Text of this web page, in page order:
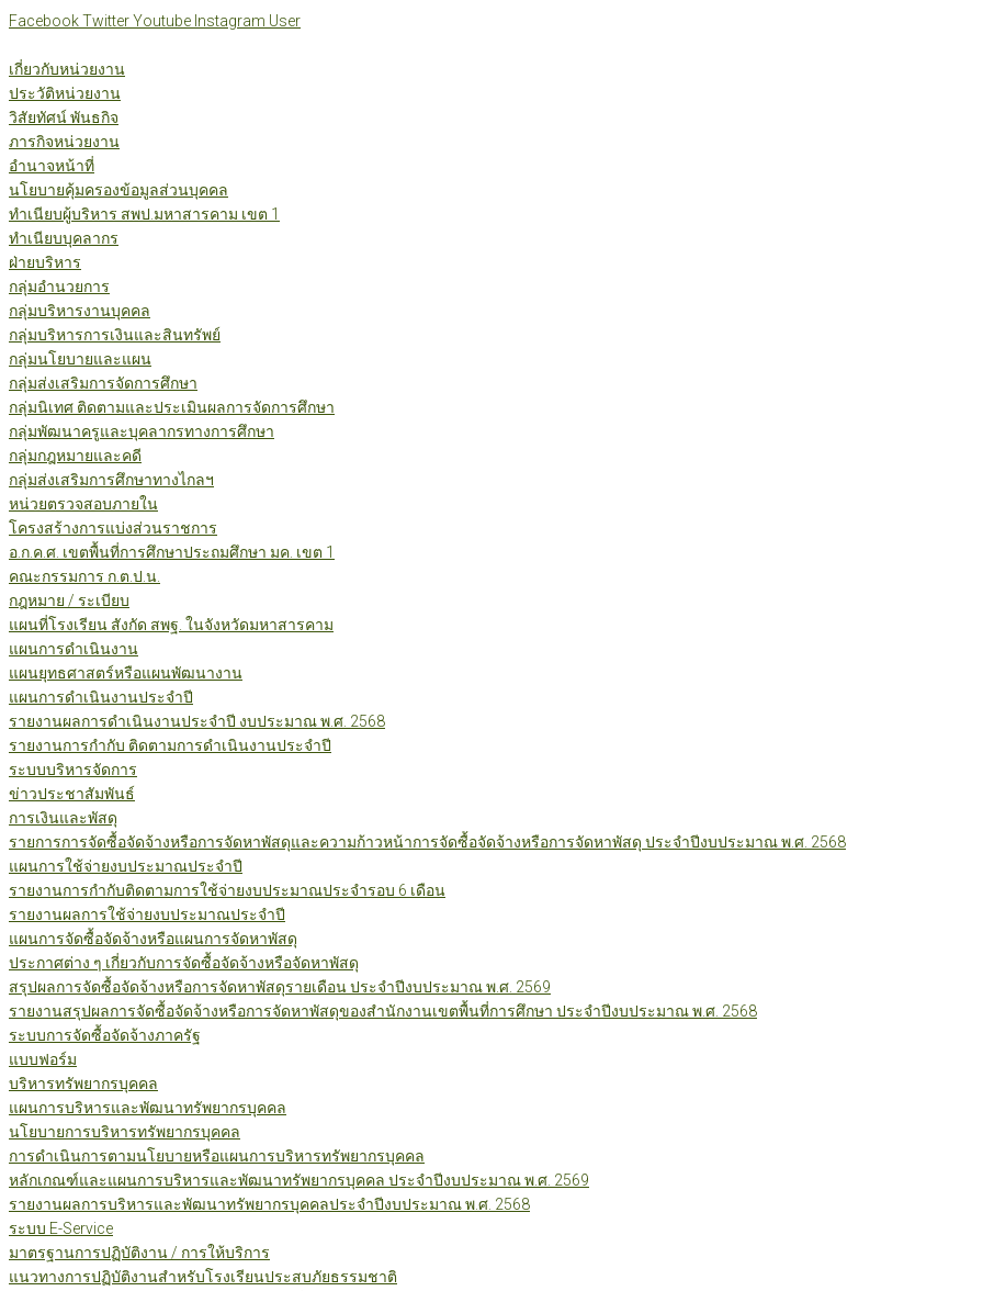
Skip
content
FacebookTwitterYoutube Instagram User
เกี่ยวกับหน่วยงาน
ประวัติหน่วยงาน
วิสัยทัศน์ พันธกิจ
ภารกิจหน่วยงาน
อำนาจหน้าที่
นโยบายคุ้มครองข้อมูลส่วนบุคคล
ทำเนียบผู้บริหาร สพป.มหาสารคาม เขต 1
ทำเนียบบุคลากร
ฝ่ายบริหาร
กลุ่มอำนวยการ
กลุ่มบริหารงานบุคคล
กลุ่มบริหารการเงินและสินทรัพย์
กลุ่มนโยบายและแผน
กลุ่มส่งเสริมการจัดการศึกษา
กลุ่มนิเทศ ติดตามและประเมินผลการจัดการศึกษา
กลุ่มพัฒนาครูและบุคลากรทางการศึกษา
กลุ่มกฎหมายและคดี
กลุ่มส่งเสริมการศึกษาทางไกลฯ
หน่วยตรวจสอบภายใน
โครงสร้างการแบ่งส่วนราชการ
อ.ก.ค.ศ. เขตพื้นที่การศึกษาประถมศึกษา มค. เขต 1
คณะกรรมการ ก.ต.ป.น.
กฎหมาย / ระเบียบ
แผนที่โรงเรียน สังกัด สพฐ. ในจังหวัดมหาสารคาม
แผนการดำเนินงาน
แผนยุทธศาสตร์หรือแผนพัฒนางาน
แผนการดำเนินงานประจำปี
รายงานผลการดำเนินงานประจำปี งบประมาณ พ.ศ. 2568
รายงานการกำกับ ติดตามการดำเนินงานประจำปี
ระบบบริหารจัดการ
ข่าวประชาสัมพันธ์
การเงินและพัสดุ
รายการการจัดซื้อจัดจ้างหรือการจัดหาพัสดุและความก้าวหน้าการจัดซื้อจัดจ้างหรือการจัดหาพัสดุ ประจำปีงบประมาณ พ.ศ. 2568
แผนการใช้จ่ายงบประมาณประจำปี
รายงานการกำกับติดตามการใช้จ่ายงบประมาณประจำรอบ 6 เดือน
รายงานผลการใช้จ่ายงบประมาณประจำปี
แผนการจัดซื้อจัดจ้างหรือแผนการจัดหาพัสดุ
ประกาศต่าง ๆ เกี่ยวกับการจัดซื้อจัดจ้างหรือจัดหาพัสดุ
สรุปผลการจัดซื้อจัดจ้างหรือการจัดหาพัสดุรายเดือน ประจำปีงบประมาณ พ.ศ. 2569
รายงานสรุปผลการจัดซื้อจัดจ้างหรือการจัดหาพัสดุของสำนักงานเขตพื้นที่การศึกษา ประจำปีงบประมาณ พ.ศ. 2568
ระบบการจัดซื้อจัดจ้างภาครัฐ
แบบฟอร์ม
บริหารทรัพยากรบุคคล
แผนการบริหารและพัฒนาทรัพยากรบุคคล
นโยบายการบริหารทรัพยากรบุคคล
การดำเนินการตามนโยบายหรือแผนการบริหารทรัพยากรบุคคล
หลักเกณฑ์และแผนการบริหารและพัฒนาทรัพยากรบุคคล ประจำปีงบประมาณ พ.ศ. 2569
รายงานผลการบริหารและพัฒนาทรัพยากรบุคคลประจำปีงบประมาณ พ.ศ. 2568
ระบบ E-Service
มาตรฐานการปฏิบัติงาน / การให้บริการ
แนวทางการปฏิบัติงานสำหรับโรงเรียนประสบภัยธรรมชาติ